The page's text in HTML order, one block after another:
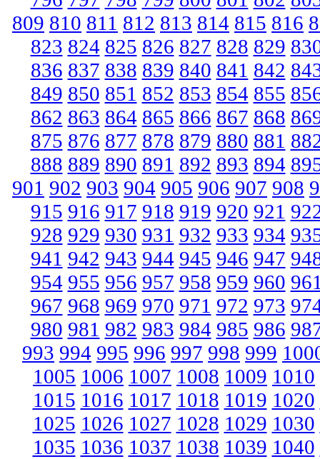
809 810 811 812 813 814 815 816
823 824 825 826 827 828 829
836 837 838 839 840 841 842
849 850 851 852 853 854 855
862 863 864 865 866 867 868
875 876 877 878 879 880 881
888 889 890 891 892 893 894
901 902 903 904 905 906 907 908
915 916 917 918 919 920 921
928 929 930 931 932 933 934
941 942 943 944 945 946 947
954 955 956 957 958 959 960
967 968 969 970 971 972 973
980 981 982 983 984 985 986
993 994 995 996 997 998 999
1005 1006 1007 1008 1009 1010
1015 1016 1017 1018 1019 1020
1025 1026 1027 1028 1029 1030
1035 1036 1037 1038 1039 1040